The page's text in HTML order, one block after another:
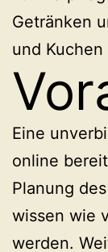
Getränken
und Kuchen
Eine
online
Planung
wissen wie
werden.